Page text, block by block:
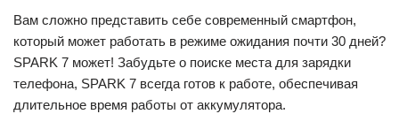
Вам сложно представить себе современный смартфон,
который может работать в режиме ожидания почти 30 дней?
SPARK 7 может! Забудьте о поиске места для зарядки
телефона, SPARK 7 всегда готов к работе, обеспечивая
длительное время работы от аккумулятора.